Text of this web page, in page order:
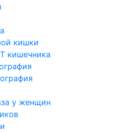
кишки
кишечника
у женщин